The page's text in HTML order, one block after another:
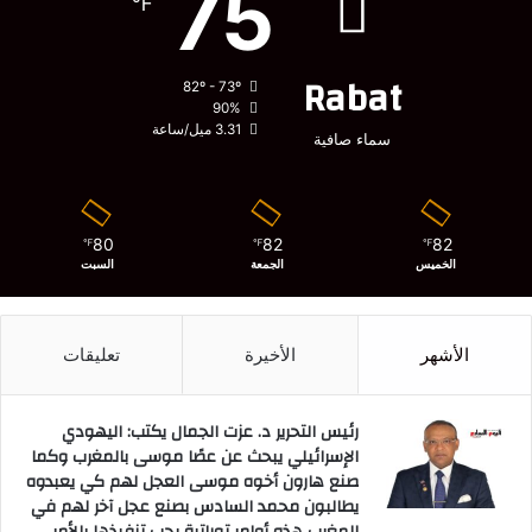
Rabat
سماء صافية
82º - 73º
90%
3.31 ميل/ساعة
82
℉
الخميس
82
℉
الجمعة
80
℉
السبت
الأشهر الأخيرة تعليقات
رئيس التحرير د. عزت الجمال يكتب: اليهودي
الإسرائيلي يبحث عن عصًا موسى بالمغرب وكما
صنع هارون أخوه موسى العجل لهم كي يعبدوه
يطالبون محمد السادس بصنع عجل آخر لهم في